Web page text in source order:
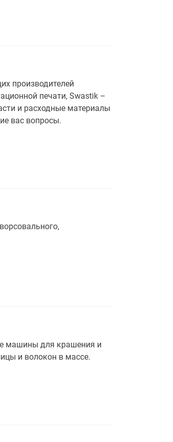
производителей
печати, Swastik –
и расходные материалы
вас вопросы.
машины для крашения и
и волокон в массе.